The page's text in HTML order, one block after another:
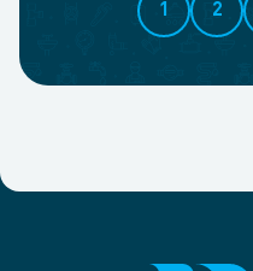
1 2